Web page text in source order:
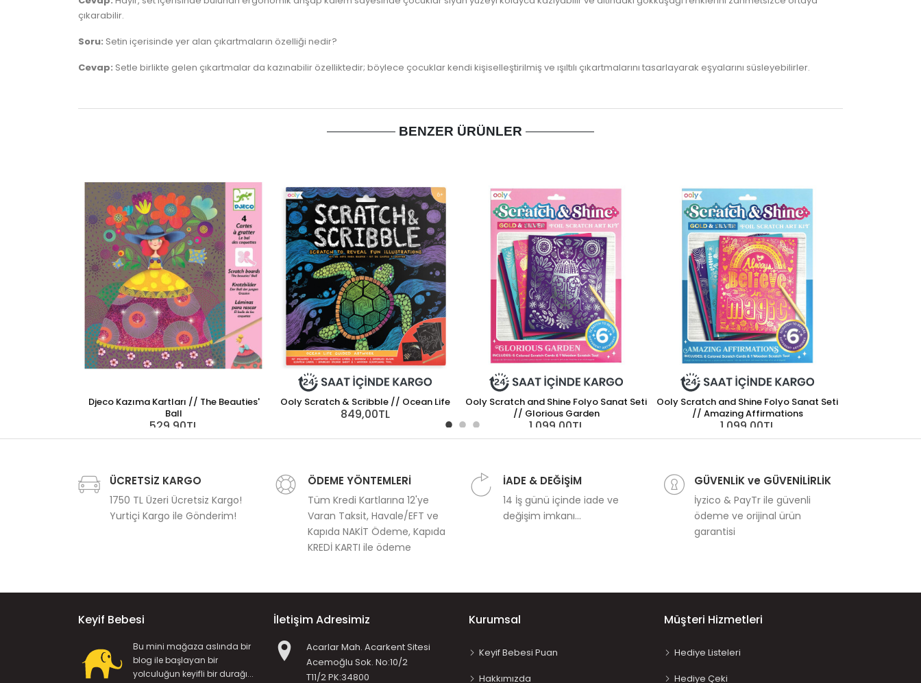
çıkarabilir.
Soru: Setin içerisinde yer alan çıkartmaların özelliği nedir?
Cevap: Setle birlikte gelen çıkartmalar da kazınabilir özelliktedir; böylece çocuklar kendi kişiselleştirilmiş ve ışıltılı çıkartmalarını tasarlayarak eşyalarını süsleyebilirler.
BENZER ÜRÜNLER
Djeco Kazıma Kartları // The Beauties'
Ball
529,90TL
Ooly Scratch & Scribble // Ocean Life
849,00TL
Ooly Scratch and Shine Folyo Sanat Seti
// Glorious Garden
1.099,00TL
Ooly Scratch and Shine Folyo Sanat Seti
// Amazing Affirmations
1.099,00TL
Avenir
ÜCRETSİZ KARGO
1750 TL Üzeri Ücretsiz Kargo!
Yurtiçi Kargo ile Gönderim!
ÖDEME YÖNTEMLERİ
Tüm Kredi Kartlarına 12'ye
Varan Taksit, Havale/EFT ve
Kapıda NAKİT Ödeme, Kapıda
KREDİ KARTI ile ödeme
İADE & DEĞİŞİM
14 İş günü içinde iade ve
değişim imkanı...
GÜVENLİK ve GÜVENİLİRLİK
İyzico & PayTr ile güvenli
ödeme ve orijinal ürün
garantisi
Keyif Bebesi
Bu mini mağaza aslında bir
blog ile başlayan bir
yolculuğun keyifli bir durağı...
İletişim Adresimiz
Acarlar Mah. Acarkent Sitesi
Acemoğlu Sok. No:10/2
T11/2 PK:34800
Kurumsal
Keyif Bebesi Puan
Hakkımızda
Müşteri Hizmetleri
Hediye Listeleri
Hediye Çeki